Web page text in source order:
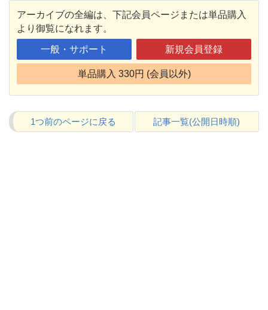
アーカイブの全編は、下記会員ページまたは単品購入
より御覧になれます。
一般・サポート 新規会員登録
単品購入 330円 (会員以外)
1つ前のページに戻る 記事一覧(公開日時順)